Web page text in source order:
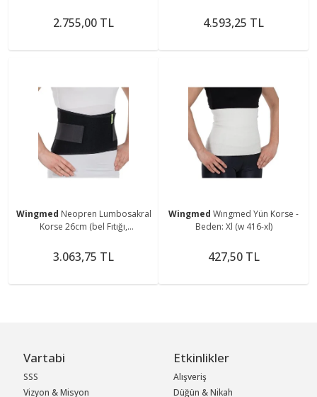
2.755,00 TL 4.593,25 TL
Wingmed Neopren Lumbosakral
Korse 26cm (bel Fıtığı,
Lumbalizasyonda)
3.063,75 TL
Wingmed Wıngmed Yün Korse -
Beden: Xl (w 416-xl)
427,50 TL
Vartabi
SSS
Vizyon & Misyon
Etkinlikler
Alışveriş
Düğün & Nikah